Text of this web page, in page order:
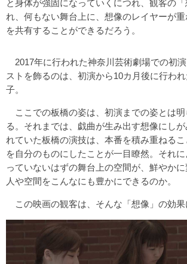
と身体が強固になっていくにつれ、観客の
れ、何もない舞台上に、想像のレイヤーが
を共有することができるだろう。
2017年に行われた神奈川芸術劇場での初
ストを飾るのは、初演から10カ月後に行わ
子。
ここでの板橋の姿は、初演までの姿とは明
る。それまでは、戯曲が生み出す想像にし
れていた板橋の演技は、本番を積み重ねる
を自分のものにしたことが一目瞭然。それ
っていないはずの舞台上の空間が、鮮やかに
人や空間をこんなにも豊かにできるのか。
この映画の観客は、そんな「想像」の効果